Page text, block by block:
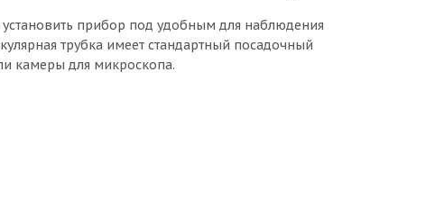
прибор под удобным для наблюдения
трубка имеет стандартный посадочный
камеры для микроскопа.